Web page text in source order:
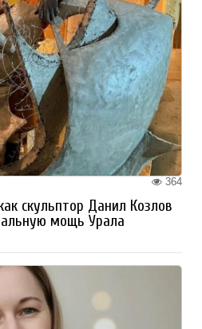
364
скульптор Данил Козлов
мощь Урала